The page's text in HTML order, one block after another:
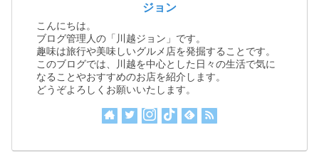
ジョン
こんにちは。
ブログ管理人の「川越ジョン」です。
趣味は旅行や美味しいグルメ店を発掘することです。
このブログでは、川越を中心とした日々の生活で気に
なることやおすすめのお店を紹介します。
どうぞよろしくお願いいたします。